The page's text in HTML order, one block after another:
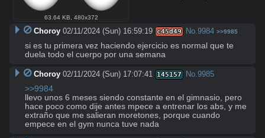
63.64 KB 480x372
Choroy 02/11/2024 (Sun) 16:59:19 c45d49 No.9984 >>9985
si es tu primera vez haciendo ejercicio es normal que te
duela todo el cuerpo por una semana
Choroy 02/11/2024 (Sun) 17:07:41 145157 No.9985
>>9984
llevo unos 6 meses siendo constante en el gimnasio, pero
hace poco como dije antes mpece a entrenar los abs, y me
extraño que me salieran moretones, porque cuando
empece en el gym nunca tuve nada